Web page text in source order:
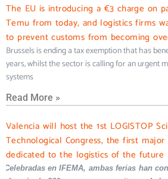
The EU is introducing a €3 charge on
Temu from today, and logistics firms
to prevent customs from becoming
Brussels is ending a tax exemption that has
years, whilst the sector is calling for an urgent
systems
Read More »
Valencia will host the 1st LOGISTOP
Technological Congress, the first
dedicated to the logistics of the future
Celebradas en IFEMA, ambas ferias han